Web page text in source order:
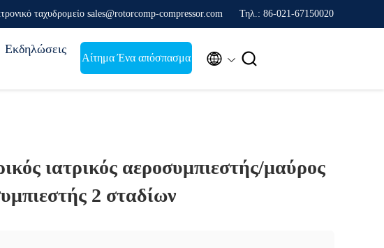
ταχυδρομείο sales@rotorcomp-compressor.com Τηλ.: 86-021-67150020
Εκδηλώσεις
Αίτημα Ένα απόσπασμα  
ιατρικός αεροσυμπιεστής/μαύρος
2 σταδίων